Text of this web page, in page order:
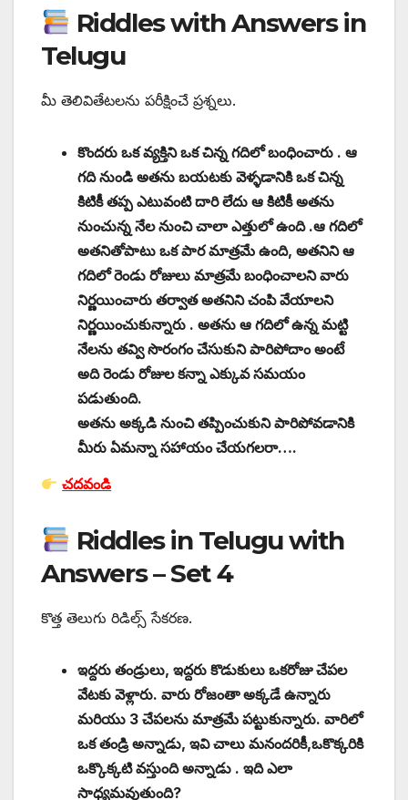
Riddles with Answers in
Telugu
మీ తెలివితేటలను పరీక్షించే ప్రశ్నలు.
కొందరు ఒక వ్యక్తిని ఒక చిన్న గదిలో బంధించారు . ఆ
గది నుండి అతను బయటకు వెళ్ళడానికి ఒక చిన్న
కిటికీ తప్ప ఎటువంటి దారి లేదు ఆ కిటికీ అతను
నుంచున్న నేల నుంచి చాలా ఎత్తులో ఉంది .ఆ గదిలో
అతనితోపాటు ఒక పార మాత్రమే ఉంది, అతనిని ఆ
గదిలో రెండు రోజులు మాత్రమే బంధించాలని వారు
నిర్ణయించారు తర్వాత అతనిని చంపి వేయాలని
నిర్ణయించుకున్నారు . అతను ఆ గదిలో ఉన్న మట్టి
నేలను తవ్వి సొరంగం చేసుకుని పారిపోదాం అంటే
అది రెండు రోజుల కన్నా ఎక్కువ సమయం
పడుతుంది.
అతను అక్కడి నుంచి తప్పించుకుని పారిపోవడానికి
మీరు ఏమన్నా సహాయం చేయగలరా….
చదవండి
Riddles in Telugu with
Answers – Set 4
కొత్త తెలుగు రిడిల్స్ సేకరణ.
ఇద్దరు తండ్రులు, ఇద్దరు కొడుకులు ఒకరోజు చేపల
వేటకు వెళ్లారు. వారు రోజంతా అక్కడే ఉన్నారు
మరియు 3 చేపలను మాత్రమే పట్టుకున్నారు. వారిలో
ఒక తండ్రి అన్నాడు, ఇవి చాలు మనందరికీ,ఒకొక్కరికి
ఒక్కొక్కటి వస్తుంది అన్నాడు . ఇది ఎలా
సాధ్యమవుతుంది?